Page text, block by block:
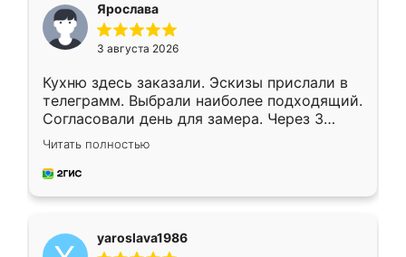
Ярослава
3 августа 2026
Кухню здесь заказали. Эскизы прислали в
телеграмм. Выбрали наиболее подходящий.
Согласовали день для замера. Через 3
недели кухня была уже готова. Остались
довольны работой. Спасибо Ренессанс
мебель за качественную работу!
Читать полностью
yaroslava1986